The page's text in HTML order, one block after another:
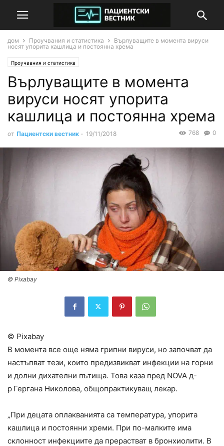
дом Проучвания и статистика
Върлуващите в момента вируси
носят упорита кашлица и постоянна хрема
Проучвания и статистика
Върлуващите в момента
вируси носят упорита
кашлица и постоянна хрема
от Пациентски вестник - 19/11/2018 0
768
© Pixabay
© Pixabay
В момента все още няма грипни вируси, но започват да
настъпват тези, които предизвикват инфекции на горни
и долни дихателни пътища. Това каза пред NOVA д-
р Гергана Николова, общопрактикуващ лекар.
„При децата оплакванията са температура, упорита
кашлица и постоянни хреми. При по-малките има
склонност инфекциите да прерастват в бронхиолити. В